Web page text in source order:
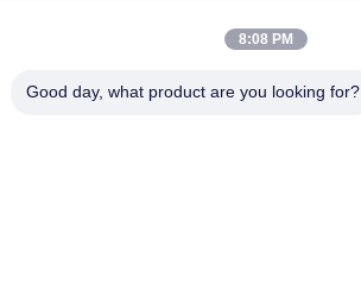
8:08 PM
Good day, what product are you looking for?